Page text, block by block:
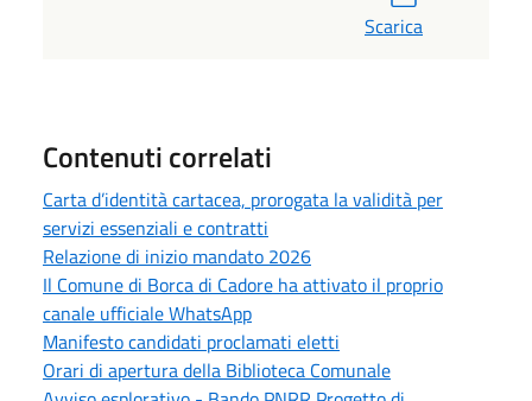
Scarica
Contenuti correlati
Carta d’identità cartacea, prorogata la validità per
servizi essenziali e contratti
Relazione di inizio mandato 2026
Il Comune di Borca di Cadore ha attivato il proprio
canale ufficiale WhatsApp
Manifesto candidati proclamati eletti
Orari di apertura della Biblioteca Comunale